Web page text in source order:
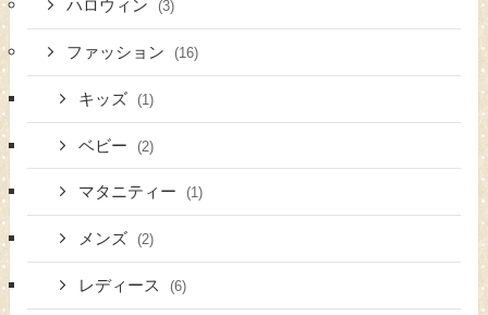
ハロウィン (3)
ファッション (16)
キッズ (1)
ベビー (2)
マタニティー (1)
メンズ (2)
レディース (6)